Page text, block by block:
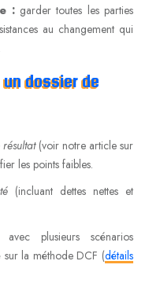
:garder toutes les parties
au changement qui
dossier de
(voir notre article sur
les points faibles.
(incluant dettes nettes et
avec plusieurs scénarios
sur la méthode DCF (détails